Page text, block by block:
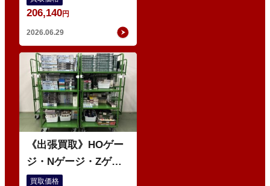
国車両多数
206,140円
2026.06.29
《出張買取》HOゲー
ジ・Nゲージ・Zゲー
ジ 鉄道模型 多数
買取価格